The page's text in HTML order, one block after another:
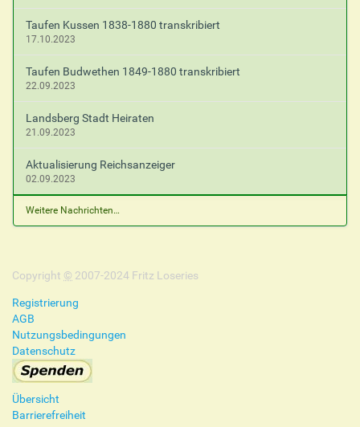
Taufen Kussen 1838-1880 transkribiert
17.10.2023
Taufen Budwethen 1849-1880 transkribiert
22.09.2023
Landsberg Stadt Heiraten
21.09.2023
Aktualisierung Reichsanzeiger
02.09.2023
Weitere Nachrichten…
Copyright © 2007-2024 Fritz Loseries
Registrierung
AGB
Nutzungsbedingungen
Datenschutz
Übersicht
Barrierefreiheit